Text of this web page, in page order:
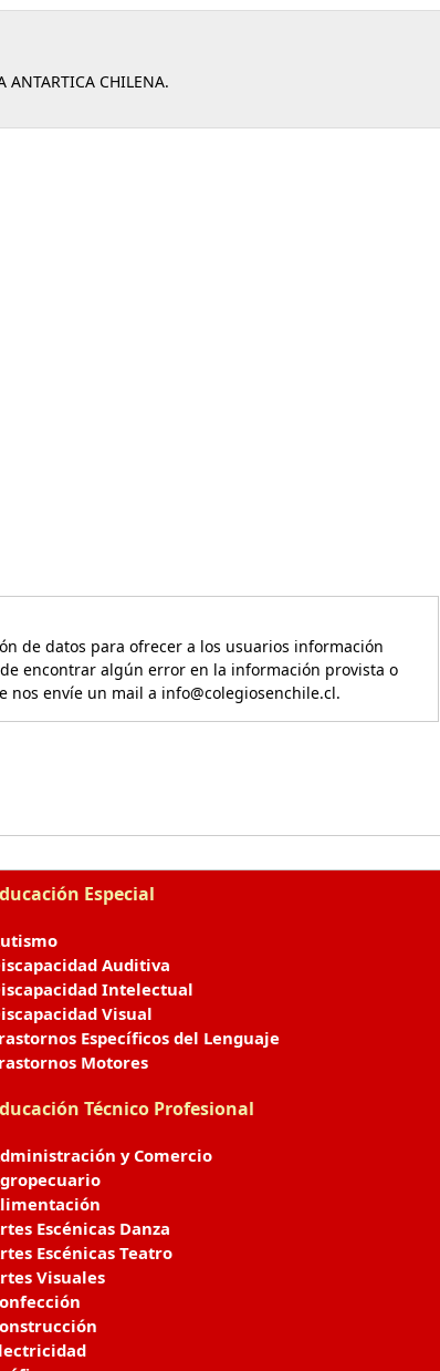
ANTARTICA CHILENA.
de datos para ofrecer a los usuarios información
encontrar algún error en la información provista o
envíe un mail a info@colegiosenchile.cl.
Especial
Auditiva
Intelectual
Visual
Específicos del Lenguaje
Motores
Técnico Profesional
y Comercio
Escénicas Danza
Escénicas Teatro
Visuales